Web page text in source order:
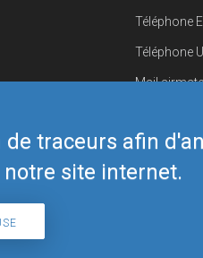
traceurs afin
site internet.
Téléphone
Téléphone
Mail